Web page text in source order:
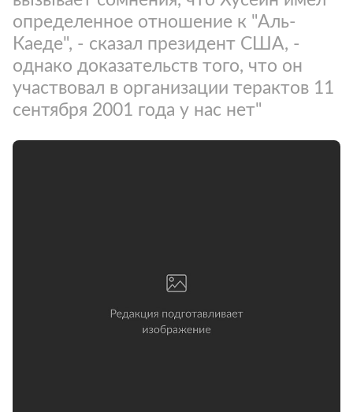
определенное отношение к "Аль-
Каеде", - сказал президент США, -
однако доказательств того, что он
участвовал в организации терактов 11
сентября 2001 года у нас нет"